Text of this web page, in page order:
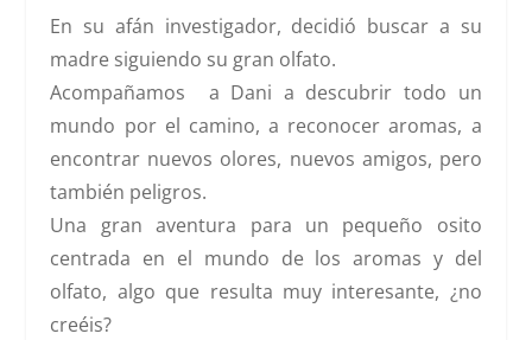
En su afán investigador, decidió buscar a su
madre siguiendo su gran olfato.
Acompañamos a Dani a descubrir todo un
mundo por el camino, a reconocer aromas, a
encontrar nuevos olores, nuevos amigos, pero
también peligros.
Una gran aventura para un pequeño osito
centrada en el mundo de los aromas y del
olfato, algo que resulta muy interesante, ¿no
creéis?